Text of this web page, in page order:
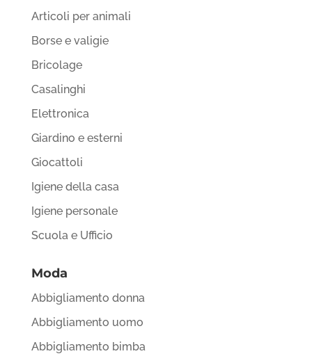
Articoli per animali
Borse e valigie
Bricolage
Casalinghi
Elettronica
Giardino e esterni
Giocattoli
Igiene della casa
Igiene personale
Scuola e Ufficio
Moda
Abbigliamento donna
Abbigliamento uomo
Abbigliamento bimba